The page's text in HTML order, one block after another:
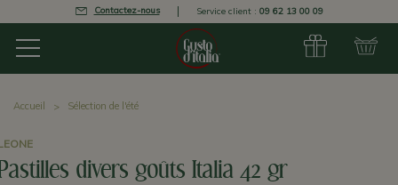
Contactez-nous Service client : 09 62 13 00 09
Accueil Sélection de l'été
divers goûts Italia 42 gr